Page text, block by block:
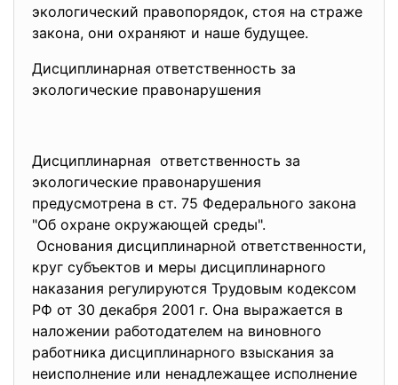
экологический правопорядок, стоя на страже
закона, они охраняют и наше будущее.
Дисциплинарная ответственность за
экологические правонарушения
Дисциплинарная ответственность за
экологические правонарушения
предусмотрена в ст. 75 Федерального закона
"Об охране окружающей среды".
Основания дисциплинарной ответственности,
круг субъектов и меры дисциплинарного
наказания регулируются Трудовым кодексом
РФ от 30 декабря 2001 г. Она выражается в
наложении работодателем на виновного
работника дисциплинарного взыскания за
неисполнение или ненадлежащее исполнение